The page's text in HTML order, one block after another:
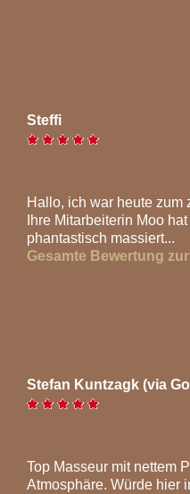
Steffi
Hallo, ich war heute zum
Ihre Mitarbeiterin Moo
phantastisch massiert...
Gesamte Bewertung
Stefan Kuntzagk (via
Top Masseur mit nettem
Atmosphäre. Würde hier